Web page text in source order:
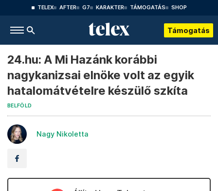
TELEX AFTER G7 KARAKTER TÁMOGATÁS SHOP
Támogatás
24.hu: A Mi Hazánk korábbi
nagykanizsai elnöke volt az egyik
hatalomátvételre készülő szkíta
BELFÖLD
Nagy Nikoletta